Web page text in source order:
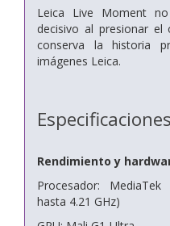
Leica Live Moment
decisivo al presionar el
conserva la historia
imágenes Leica.
Especificaciones
Rendimiento y
Procesador:
hasta 4.21 GHz)